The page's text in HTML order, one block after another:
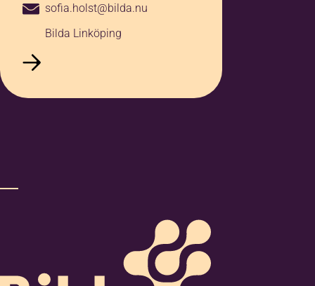
sofia.holst@bilda.nu
Bilda Linköping